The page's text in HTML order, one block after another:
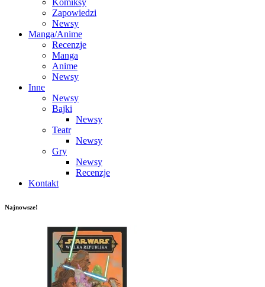
Zapowiedzi
Newsy
Manga/Anime
Recenzje
Manga
Anime
Newsy
Inne
Newsy
Bajki
Newsy
Teatr
Newsy
Gry
Newsy
Recenzje
Kontakt
Najnowsze!